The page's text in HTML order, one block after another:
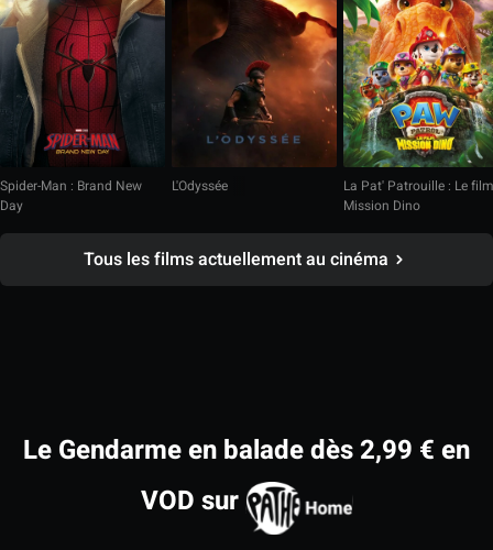
Spider-Man : Brand New
Day
L'Odyssée
La Pat' Patrouille : Le film
Mission Dino
Tous les films actuellement au cinéma
Le Gendarme en balade dès 2,99 € en
VOD sur